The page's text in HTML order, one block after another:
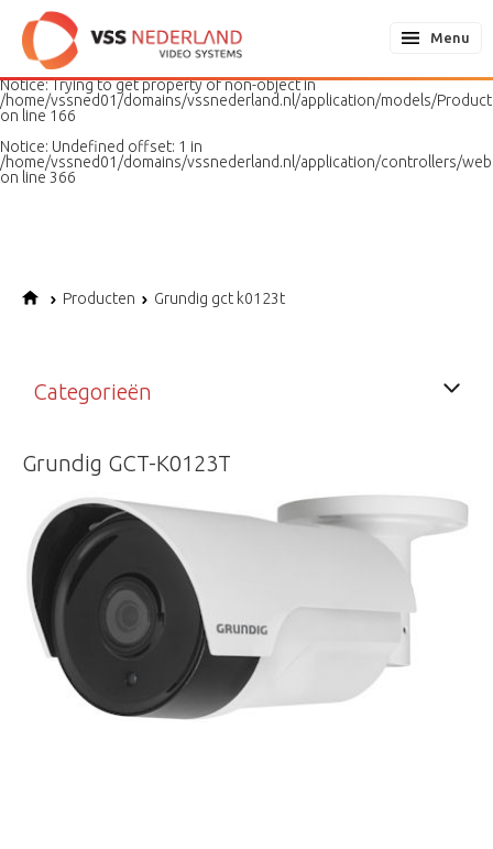
Notice: Undefined variable: page in
/home/vssned01/domains/vssnederland.nl/application/models/
on line
187
Notice: Trying to get property of non-object in
/home/vssned01/domains/vssnederland.nl/application/models/
on line 166
Notice: Undefined offset: 1 in
/home/vssned01/domains/vssnederland.nl/application/controllers/
on line 366
Menu
Producten Grundig gct k0123t
Categorieën
Grundig GCT-K0123T